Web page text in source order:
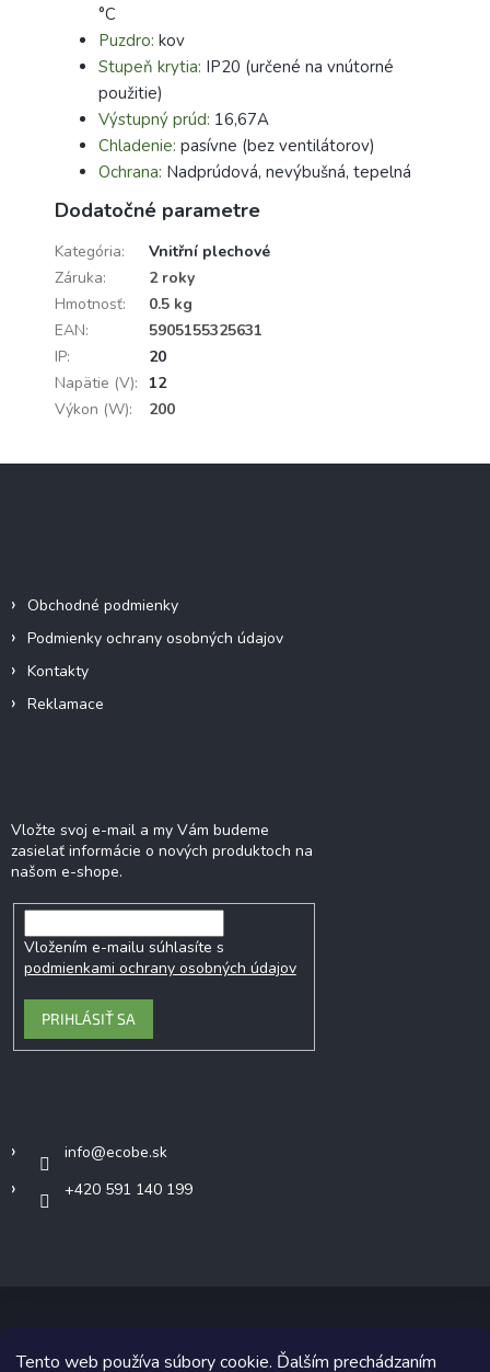
Tento web používa súbory cookie. Ďalším prechádzaním
°C
Puzdro: kov
Stupeň krytia: IP20 (určené na vnútorné
použitie)
Výstupný prúd: 16,67A
Chladenie: pasívne (bez ventilátorov)
Ochrana: Nadprúdová, nevýbušná, tepelná
Dodatočné parametre
Kategória:
Vnitřní plechové
Záruka:
2 roky
Hmotnosť:
0.5 kg
EAN:
5905155325631
IP:
20
Napätie (V):
12
Výkon (W): 200
Obchodné podmienky
Podmienky ochrany osobných údajov
Kontakty
Reklamace
Vložte svoj e-mail a my Vám budeme
zasielať informácie o nových produktoch na
našom e-shope.
Vložením e-mailu súhlasíte s
podmienkami ochrany osobných údajov
PRIHLÁSIŤ SA
info@ecobe.sk
+420 591 140 199